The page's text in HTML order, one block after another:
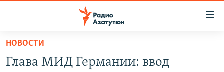
Перейти
основному
НОВОСТИ
Глава МИД Германии: ввод